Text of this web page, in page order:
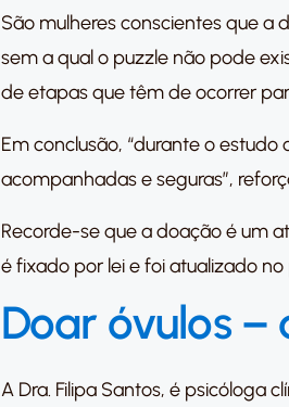
São mulheres conscientes que a
sem a qual o puzzle não pode
de etapas que têm de ocorrer
Em conclusão, “durante o
acompanhadas e seguras”,
Recorde-se que a doação é um
é fixado por lei e foi atualizado
Doar óvulos –
A Dra. Filipa Santos, é psicóloga